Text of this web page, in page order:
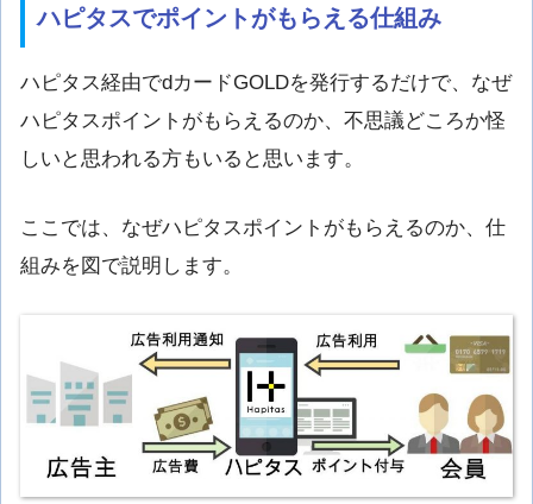
ハピタスでポイントがもらえる仕組み
ハピタス経由でdカードGOLDを発行するだけで、なぜ
ハピタスポイントがもらえるのか、不思議どころか怪
しいと思われる方もいると思います。
ここでは、なぜハピタスポイントがもらえるのか、仕
組みを図で説明します。